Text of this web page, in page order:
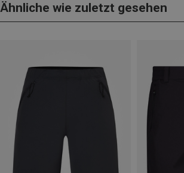
Ähnliche wie zuletzt gesehen